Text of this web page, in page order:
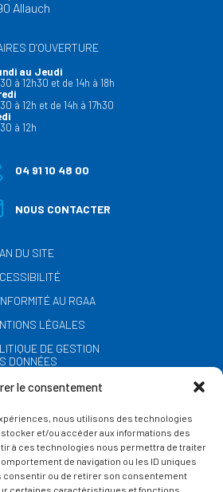
le consentement
nous utilisons des technologies
et/ou accéder aux informations des
à ces technologies nous permettra de traiter
de navigation ou les ID uniques
consentir ou de retirer son consentement
certaines caractéristiques et fonctions.
Allauch
D’OUVERTURE
au Jeudi
à 12h30 et de 14h à 18h
à 12h et de 14h à 17h30
à 12h
04 91 10 48 00
NOUS CONTACTER
DU SITE
AU RGAA
LÉGALES
DE GESTION
DONNÉES
DES COOKIES
NOUS
LES RÉSEAUX